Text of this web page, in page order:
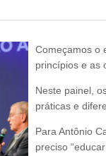
Começamos o
princípios e as
Neste painel,
práticas e
Para Antônio
preciso